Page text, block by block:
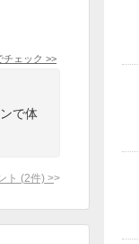
チェック >>
で体
ト (2件) >